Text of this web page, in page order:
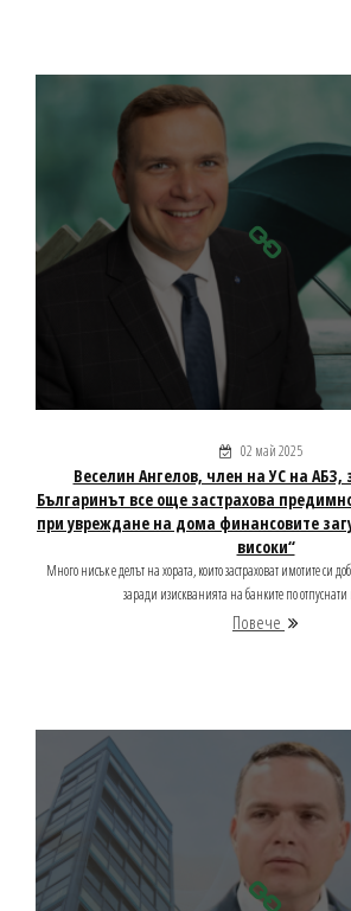
02 май 2025
Веселин Ангелов, член на УС на АБЗ,
Българинът все още застрахова
при увреждане на дома финансовите
високи“
Много нисък е делът на хората, които застраховат имотите си
заради изискванията на банките по
Повече